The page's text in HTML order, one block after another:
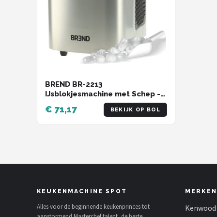
BREND BR-2213
IJsblokjesmachine met Schep -
Draagbare IJsblokjesmaker –
RVS
€ 71,17 BEKIJK OP BOL
KEUKENMACHINE SPOT
Alles voor de beginnende keukenprinces tot
MERKEN
Kenwood